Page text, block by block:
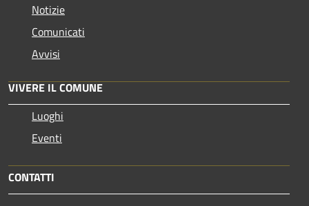
Notizie
Comunicati
Avvisi
VIVERE IL COMUNE
Luoghi
Eventi
CONTATTI